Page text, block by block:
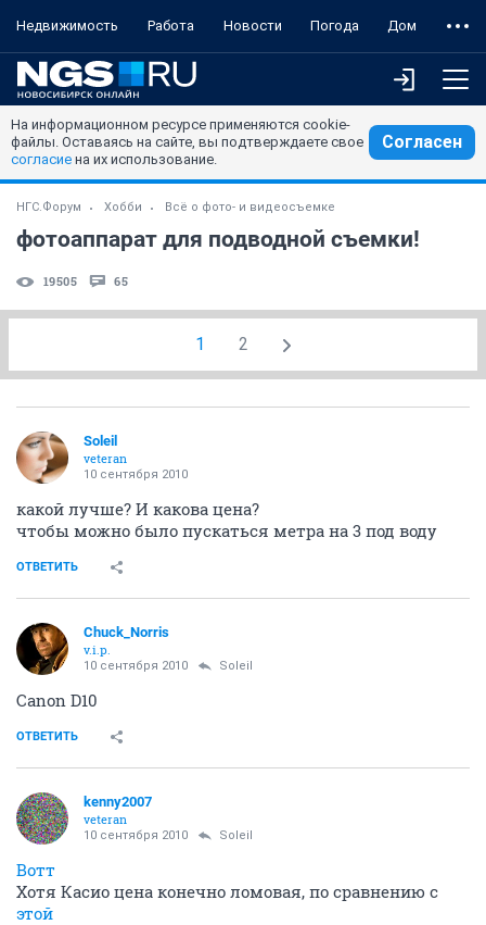
Недвижимость Работа Новости Погода Дом
На информационном ресурсе применяются cookie-
файлы. Оставаясь на сайте, вы подтверждаете свое
согласие на их использование.
Согласен
НГС.Форум Хобби Всё о фото- и видеосъемке
фотоаппарат для подводной съемки!
19505 65
1 2
Soleil
veteran
10 сентября 2010
какой лучше? И какова цена?
чтобы можно было пускаться метра на 3 под воду
ОТВЕТИТЬ
Chuck_Norris
v.i.p.
10 сентября 2010 Soleil
Canon D10
ОТВЕТИТЬ
kenny2007
veteran
10 сентября 2010 Soleil
Вотт
Хотя Касио цена конечно ломовая, по сравнению с
этой